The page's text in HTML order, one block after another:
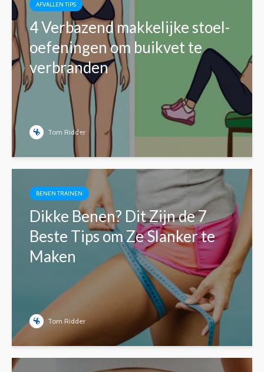
AFVALLEN TIPS
4 Verbazend makkelijke stoel-
oefeningen om buikvet te
verbranden
Tom Ridder
BENEN TRAINEN
Dikke Benen? Dit Zijn de 7
Beste Tips om Ze Slanker te
Maken
Tom Ridder